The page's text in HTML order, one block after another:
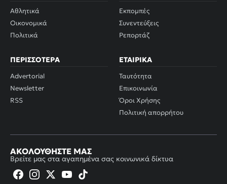
Αθλητικά
Οικονομικά
Πολιτικά
Εκπομπές
Συνεντεύξεις
Ρεπορτάζ
ΠΕΡΙΣΣΌΤΕΡΑ
Advertorial
Newsletter
RSS
ΕΤΑΙΡΙΚΆ
Ταυτότητα
Επικοινωνία
Όροι Χρήσης
Πολιτική απορρήτου
ΑΚΟΛΟΥΘΉΣΤΕ ΜΑΣ
Βρείτε μας στα αγαπημένα σας κοινωνικά δίκτυα